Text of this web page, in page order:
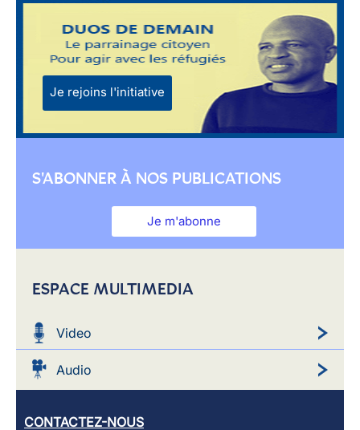
Je rejoins l'initiative
S'ABONNER À NOS PUBLICATIONS
Je m'abonne
ESPACE MULTIMEDIA
Video
Audio
CONTACTEZ-NOUS